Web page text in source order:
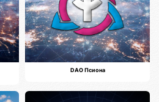
DAO Псиона